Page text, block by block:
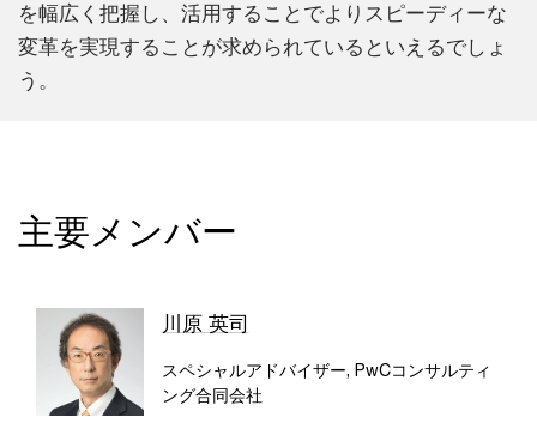
を幅広く把握し、活用することでよりスピーディーな
変革を実現することが求められているといえるでしょ
う。
主要メンバー
川原 英司
スペシャルアドバイザー, PwCコンサルティ
ング合同会社